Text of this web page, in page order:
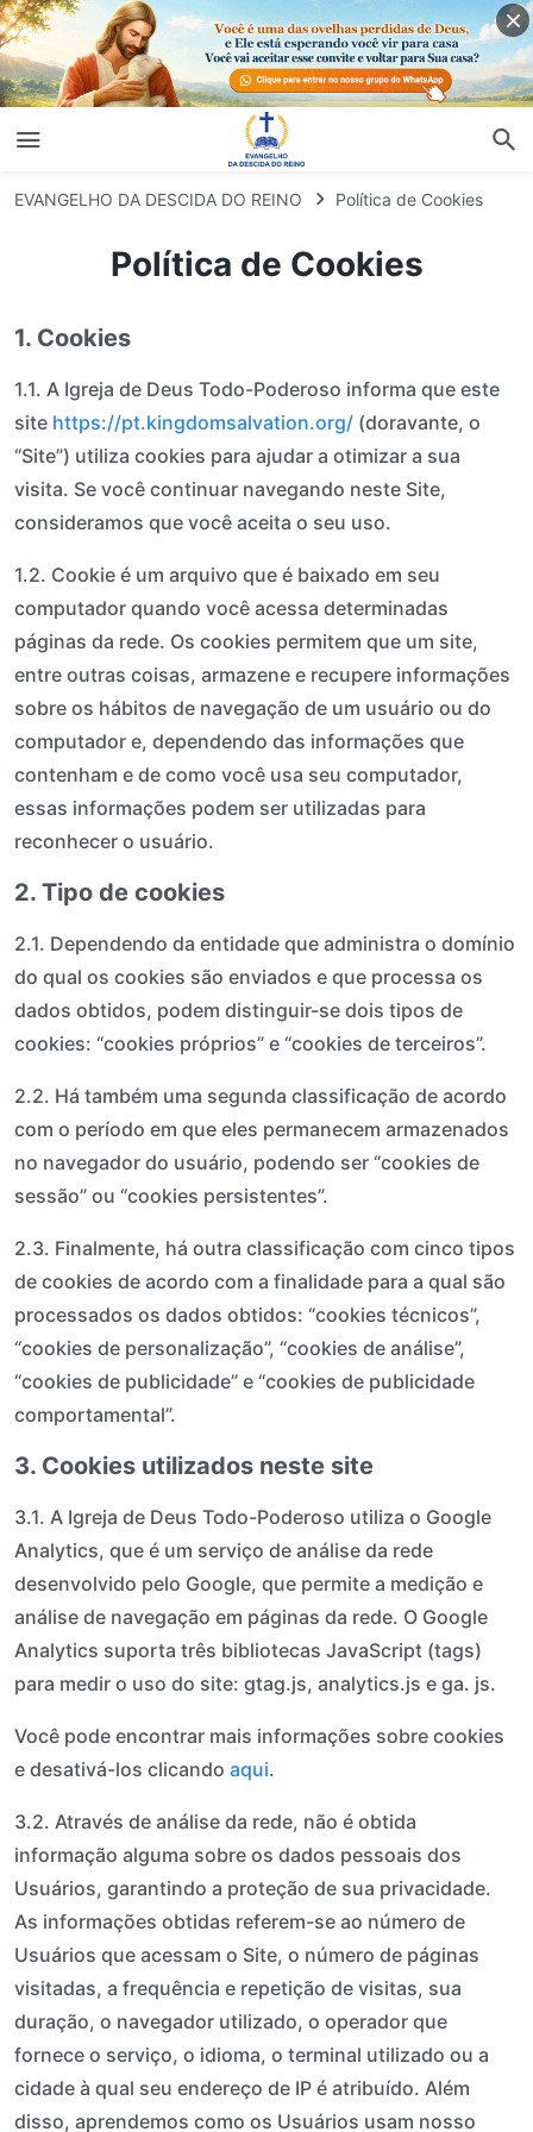
EVANGELHO DA DESCIDA DO REINO Política de Cookies
Política de Cookies
1. Cookies
1.1. A Igreja de Deus Todo-Poderoso informa que este
site https://pt.kingdomsalvation.org/ (doravante, o
“Site”) utiliza cookies para ajudar a otimizar a sua
visita. Se você continuar navegando neste Site,
consideramos que você aceita o seu uso.
1.2. Cookie é um arquivo que é baixado em seu
computador quando você acessa determinadas
páginas da rede. Os cookies permitem que um site,
entre outras coisas, armazene e recupere informações
sobre os hábitos de navegação de um usuário ou do
computador e, dependendo das informações que
contenham e de como você usa seu computador,
essas informações podem ser utilizadas para
reconhecer o usuário.
2. Tipo de cookies
2.1. Dependendo da entidade que administra o domínio
do qual os cookies são enviados e que processa os
dados obtidos, podem distinguir-se dois tipos de
cookies: “cookies próprios” e “cookies de terceiros”.
2.2. Há também uma segunda classificação de acordo
com o período em que eles permanecem armazenados
no navegador do usuário, podendo ser “cookies de
sessão” ou “cookies persistentes”.
2.3. Finalmente, há outra classificação com cinco tipos
de cookies de acordo com a finalidade para a qual são
processados os dados obtidos: “cookies técnicos”,
“cookies de personalização”, “cookies de análise”,
“cookies de publicidade” e “cookies de publicidade
comportamental”.
3. Cookies utilizados neste site
3.1. A Igreja de Deus Todo-Poderoso utiliza o Google
Analytics, que é um serviço de análise da rede
desenvolvido pelo Google, que permite a medição e
análise de navegação em páginas da rede. O Google
Analytics suporta três bibliotecas JavaScript (tags)
para medir o uso do site: gtag.js, analytics.js e ga. js.
Você pode encontrar mais informações sobre cookies
e desativá-los clicando aqui.
3.2. Através de análise da rede, não é obtida
informação alguma sobre os dados pessoais dos
Usuários, garantindo a proteção de sua privacidade.
As informações obtidas referem-se ao número de
Usuários que acessam o Site, o número de páginas
visitadas, a frequência e repetição de visitas, sua
duração, o navegador utilizado, o operador que
fornece o serviço, o idioma, o terminal utilizado ou a
cidade à qual seu endereço de IP é atribuído. Além
disso, aprendemos como os Usuários usam nosso